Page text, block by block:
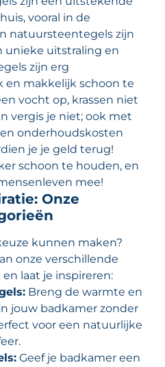
vooral in de
natuursteentegels zijn
unieke uitstraling en
zijn erg
en makkelijk schoon te
vocht op, krassen niet
vergis je niet; ook met
onderhoudskosten
je je geld terug!
schoon te houden, en
mee!
Onze
kunnen maken?
onze verschillende
laat je inspireren:
Breng de warmte en
jouw badkamer zonder
voor een natuurlijke
Geef je badkamer een